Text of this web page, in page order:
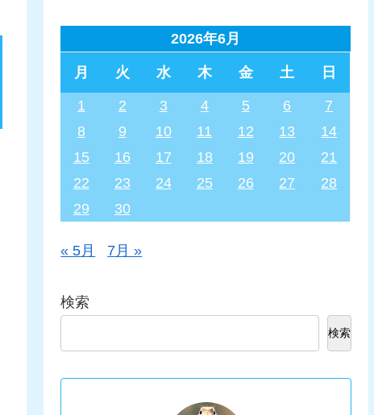
2026年6月
月 火 水 木 金 土 日
1 2 3 4 5 6
7
8
9 10 11 12 13
14
15
16 17 18 19 20
21
22
23 24 25 26 27
28
29
30
« 5月 7月 »
検索
検索